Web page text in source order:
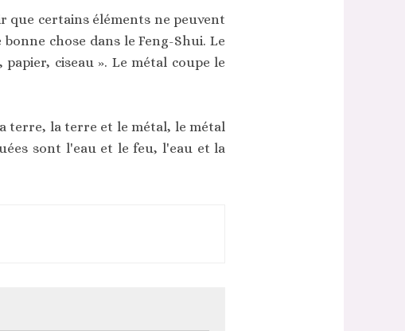
que certains éléments ne peuvent
chose dans le Feng-Shui. Le
ciseau ». Le métal coupe le
terre, la terre et le métal, le métal
sont l'eau et le feu, l'eau et la